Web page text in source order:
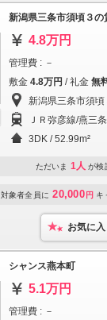
新潟県三条市須頃３の
4.8万円
管理費 : －
敷金 4.8万円 / 礼金 無
新潟県三条市須頃
ＪＲ弥彦線/燕三
3DK / 52.99m²
ただいま 1人 が検
対象者全員に 20,000 円 キ
お気に
シャンス燕本町
5.1万円
管理費 : －